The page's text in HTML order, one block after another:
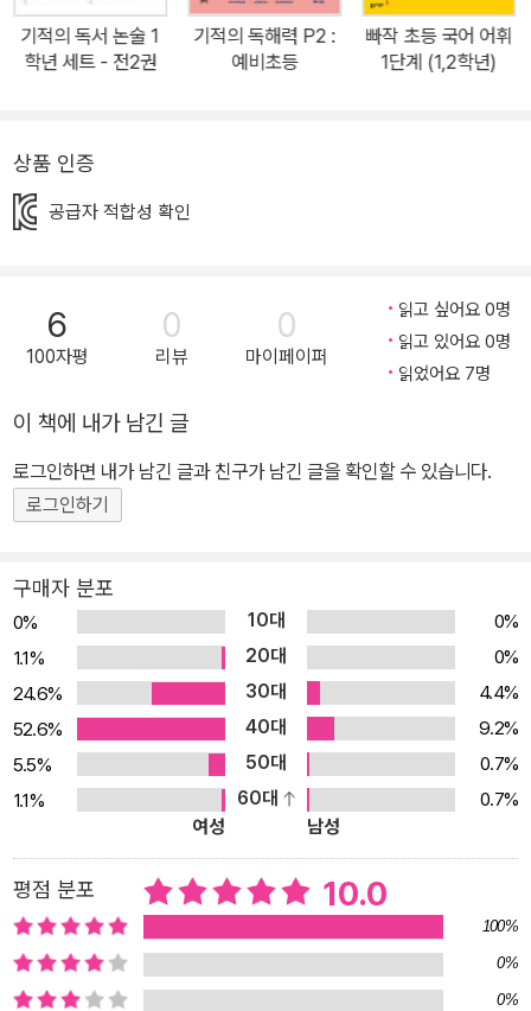
비 초등의 경우, 입학 전 꼭 알아야 할 꼼꼼 비법 5가지와 한 문장부터
시작하는 3단계 독해 맛보기를 체험한다. [실력편]은 독해의 완성이
일 차에는 복합 지문과 통합 문제를 풀며 한 단계 더 독해력을 끌어올
연습을 하며 어휘력을 기를 수 있도록 구성하였다. 모든 공부의 시작,
[실력편]으로 촘촘한 학습 설계 3. 권당 하루 4쪽, 30일(예비 초등 2
5일) 구성으로 1일 적정 학습량 제시 4. [기본편] 16가지 독해 핵심
비법, 3단계 독해 훈련 구조(비법–적용–정리) 설계 5. [실력편] 다양
한 글감&핵심 문제, 복합 지문&통합사고력 문제, 최상위 독해 도전
독해가 뭐예요? 독해는 어떻게 해요? 초등 독해 초보라면, [기본편]
강력 추천! 2. 다양한 문제로 독해 감각을 키우고 싶은 실력 있는 초등
쌓고 싶은 초등학생, [기본편]+[실력편] 추천! 4. 국어의 시작과 완성
을 경험하고 싶은 초등학생, 《기적의 독해력》 + 《기적의 독서 논술》
까지 초강력 추천!
기적의 독서 논술 1
학년 세트 - 전2권
기적의 독해력 P2 :
예비초등
빠작 초등 국어 어휘
1단계 (1,2학년)
상품 인증
공급자 적합성 확인
6
100자평
0
리뷰
0
마이페이퍼
읽고 싶어요 0명
읽고 있어요 0명
읽었어요 7명
이 책에 내가 남긴 글
로그인하면 내가 남긴 글과 친구가 남긴 글을 확인할 수 있습니다.
로그인하기
구매자 분포
0% 10대
0%
1.1%
20대
0%
24.6%
30대
4.4%
52.6%
40대
9.2%
5.5%
50대
0.7%
1.1%
60대
0.7%
여성
남성
평점 분포 10.0
100%
0%
0%